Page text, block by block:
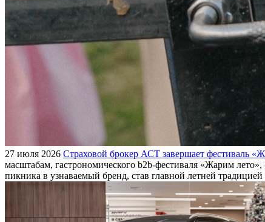
27 июля 2026 Страховой брокер АСТ завершает фестиваль
масштабам, гастрономического b2b-фестиваля «Жарим
пикника в узнаваемый бренд, став главной летней